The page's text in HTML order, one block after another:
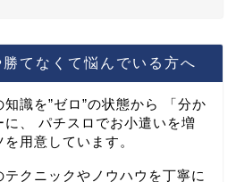
てなくて悩んでいる方へ
識を”ゼロ”の状態から 「分か
に、 パチスロでお小遣いを増
用意しています。
クニックやノウハウを丁寧に